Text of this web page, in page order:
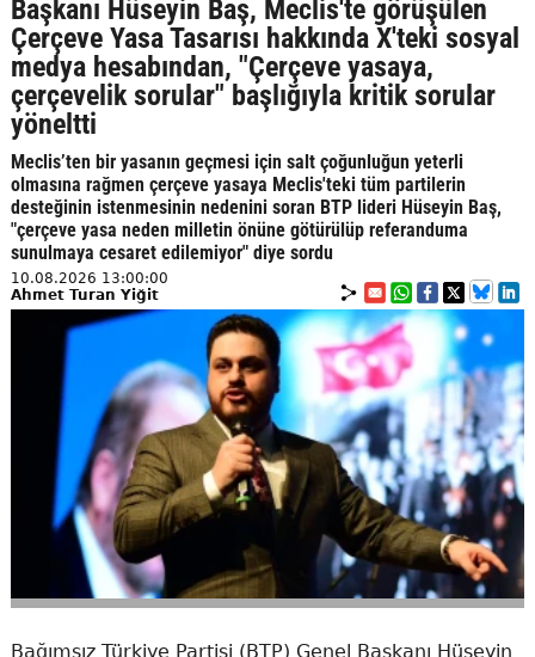
Başkanı Hüseyin Baş, Meclis'te görüşülen
Çerçeve Yasa Tasarısı hakkında X'teki sosyal
medya hesabından, "Çerçeve yasaya,
çerçevelik sorular" başlığıyla kritik sorular
yöneltti
Meclis’ten bir yasanın geçmesi için salt çoğunluğun yeterli
olmasına rağmen çerçeve yasaya Meclis'teki tüm partilerin
desteğinin istenmesinin nedenini soran BTP lideri Hüseyin Baş,
"çerçeve yasa neden milletin önüne götürülüp referanduma
sunulmaya cesaret edilemiyor" diye sordu
10.08.2026 13:00:00
Ahmet Turan Yiğit
Bağımsız Türkiye Partisi (BTP) Genel Başkanı Hüseyin